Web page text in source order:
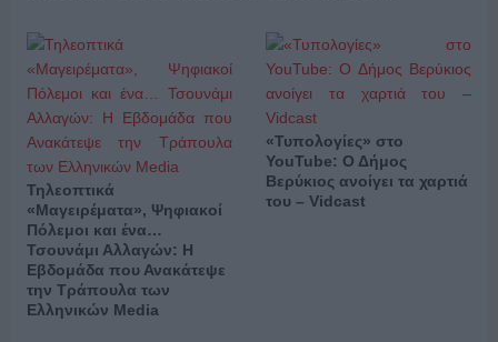
Τηλεοπτικά
«Μαγειρέματα», Ψηφιακοί
Πόλεμοι και ένα…
Τσουνάμι Αλλαγών: Η
Εβδομάδα που Ανακάτεψε
την Τράπουλα των
Ελληνικών Media
«Τυπολογίες» στο
YouTube: Ο Δήμος
Βερύκιος ανοίγει τα χαρτιά
του – Vidcast